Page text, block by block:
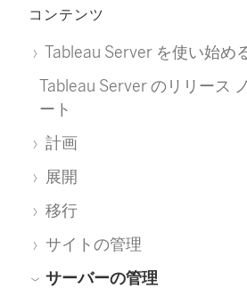
コンテンツ
Tableau Server を使い始め
Tableau Server のリリース ノ
ート
計画
展開
移行
サイトの管理
サーバーの管理